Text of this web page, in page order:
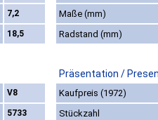
7,2
Maße (mm)
18,5 Radstand (mm)
Präsentation /
V8
Kaufpreis (1972)
5733
Stückzahl